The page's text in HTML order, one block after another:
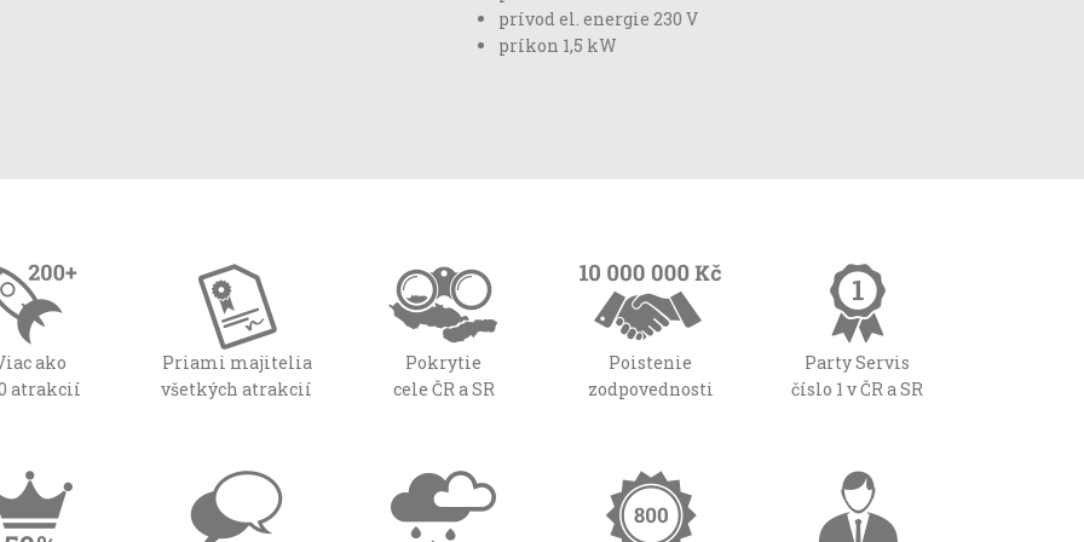
prívod el. energie 230 V
príkon 1,5 kW
ako
atrakcií
Priami majitelia
všetkých atrakcií
Pokrytie
cele ČR a SR
Poistenie
zodpovednosti
Party Servis
číslo 1 v ČR a SR